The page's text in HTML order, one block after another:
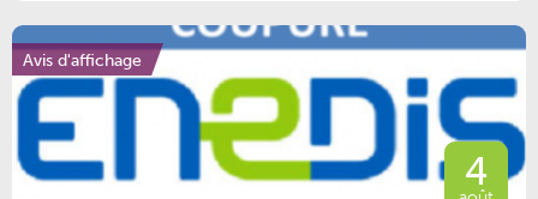
Avis d'affichage
4